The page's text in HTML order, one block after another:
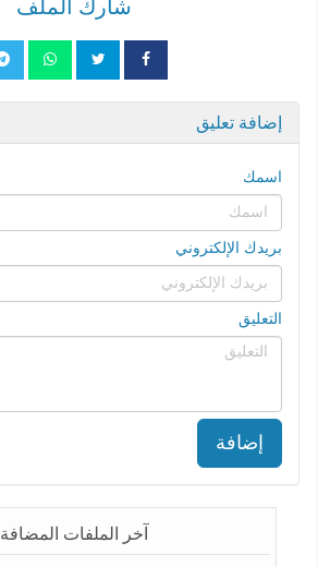
شارك الملف
إضافة تعليق
اسمك
بريدك الإلكتروني
التعليق
إضافة
آخر الملفات المضافة